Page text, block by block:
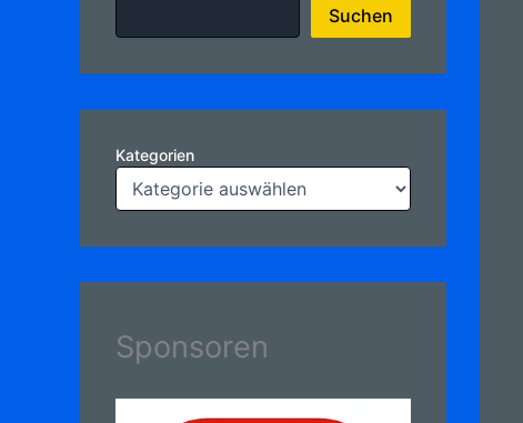
Suchen
Kategorien
Sponsoren